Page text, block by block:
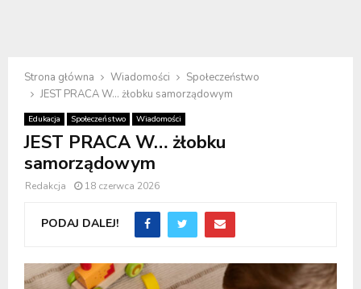
Strona główna Wiadomości
Społeczeństwo
JEST PRACA W… żłobku samorządowym
Edukacja Społeczeństwo Wiadomości
JEST PRACA W… żłobku
samorządowym
Redakcja 18 czerwca 2026
PODAJ DALEJ!